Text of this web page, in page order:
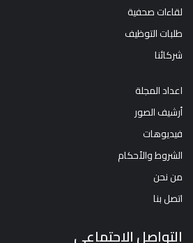
لقاءات صحفية
طلبات التوظيف
شركائنا
اعداد المجلة
أرشيف الصور
فيديوهات
الشروط والأحكام
من نحن
اتصل بنا
التواصل الاجتماعي